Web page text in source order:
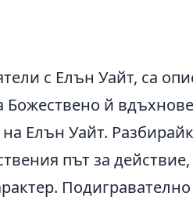
с Елън Уайт, са
Божествено й
Елън Уайт.
път за